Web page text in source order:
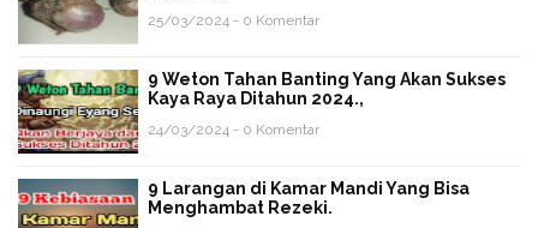
25/03/2024 - 0 Komentar
9 Weton Tahan Banting Yang Akan Sukses
Kaya Raya Ditahun 2024.,
24/03/2024 - 0 Komentar
9 Larangan di Kamar Mandi Yang Bisa
Menghambat Rezeki.